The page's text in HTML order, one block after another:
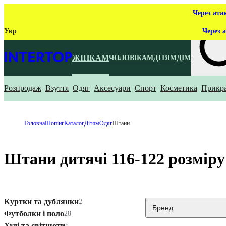
Через
Укр Через
ЖІНКАМЧОЛОВІКАМДІТЯМДІМ
Що ти
Розпродаж Взуття Одяг Аксесуари Спорт Косметика
ГоловнаШопінгКаталогДітямОдягШтани
Штани дитячі 116-122 розміру
Куртки та дублянки2
Футболки і поло28
Бренд